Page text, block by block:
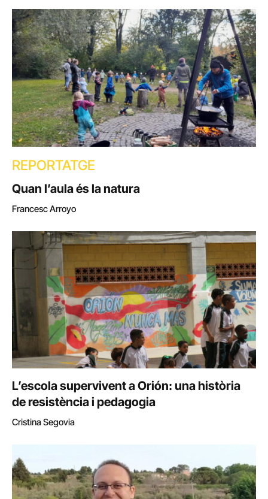
REPORTATGE
Quan l’aula és la natura
Francesc Arroyo
L’escola supervivent a Orión: una història
de resistència i pedagogia
Cristina Segovia